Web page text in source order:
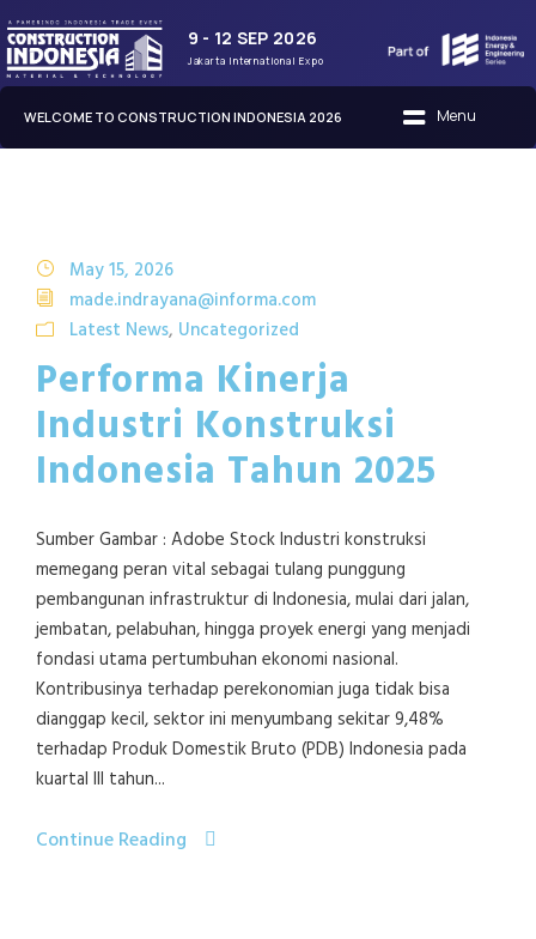
9 - 12 SEP 2026
Jakarta International Expo
WELCOME TO CONSTRUCTION INDONESIA 2026
May 15, 2026
made.indrayana@informa.com
Latest News, Uncategorized
Performa Kinerja
Industri Konstruksi
Indonesia Tahun 2025
Sumber Gambar : Adobe Stock Industri konstruksi
memegang peran vital sebagai tulang punggung
pembangunan infrastruktur di Indonesia, mulai dari jalan,
jembatan, pelabuhan, hingga proyek energi yang menjadi
fondasi utama pertumbuhan ekonomi nasional.
Kontribusinya terhadap perekonomian juga tidak bisa
dianggap kecil, sektor ini menyumbang sekitar 9,48%
terhadap Produk Domestik Bruto (PDB) Indonesia pada
kuartal III tahun...
Continue Reading